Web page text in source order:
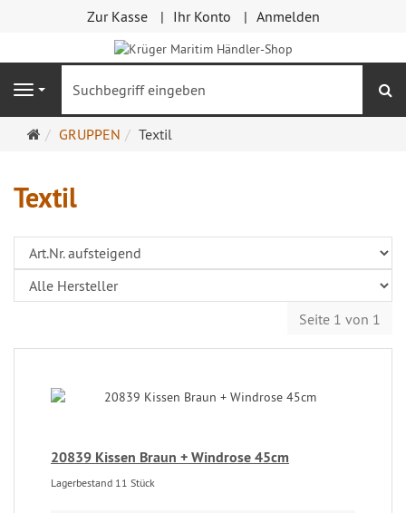
Zur Kasse Ihr Konto Anmelden
Navigation
Startseite
GRUPPEN Textil
Textil
Seite 1 von 1
20839 Kissen Braun + Windrose 45cm
Lagerbestand 11 Stück